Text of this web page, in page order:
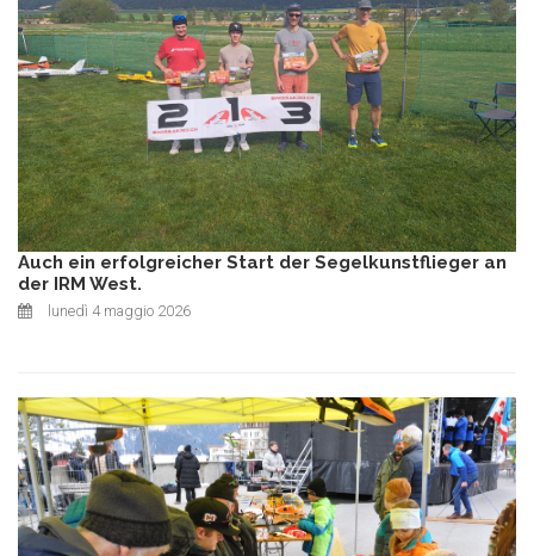
Auch ein erfolgreicher Start der Segelkunstflieger an
der IRM West.
lunedì 4 maggio 2026